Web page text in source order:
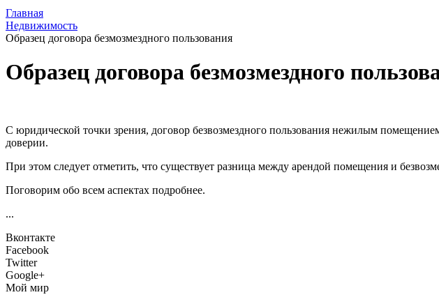
Главная
Недвижимость
Образец договора безмозмездного пользования
Образец договора безмозмездного
С юридической точки зрения, договор безвозмездного пользования нежилым
доверии.
При этом следует отметить, что существует разница между арендой помещения и
Поговорим обо всем аспектах подробнее.
...
Вконтакте
Facebook
Twitter
Google+
Мой мир